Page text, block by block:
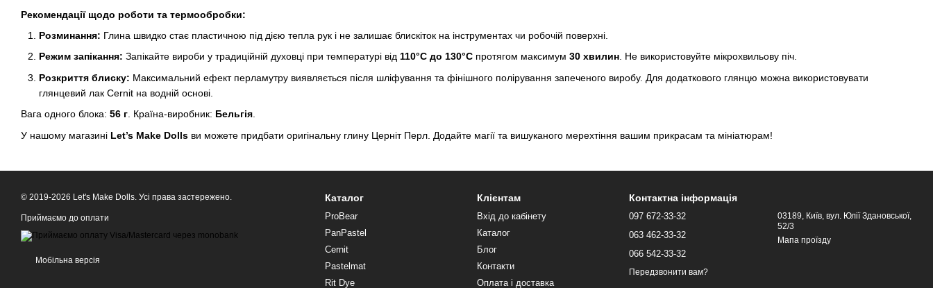
Рекомендації щодо роботи та термообробки:
Розминання: Глина швидко стає пластичною під дією тепла рук і не залишає блискіток на інструментах чи робочій поверхні.
Режим запікання: Запікайте вироби у традиційній духовці при температурі від 110°C до 130°C протягом максимум 30 хвилин. Не використовуйте мікрохвильову піч.
Розкриття блиску: Максимальний ефект перламутру виявляється після шліфування та фінішного полірування запеченого виробу. Для додаткового глянцю можна використовувати
глянцевий лак Cernit на водній основі.
Вага одного блока: 56 г . Країна-виробник: Бельгія
У нашому магазині Let’s Make Dolls ви можете придбати оригінальну глину Церніт Перл. Додайте магії та вишуканого мерехтіння вашим прикрасам та мініатюрам!
© 2019-2026 Let's Make Dolls. Усі права застережено.
Приймаємо до оплати
Мобільна версія
Каталог
ProBear
PanPastel
Cernit
Pastelmat
Rit Dye
Клієнтам
Вхід до кабінету
Каталог
Блог
Контакти
Оплата і доставка
Контактна інформація
097 672-33-32
063 462-33-32
066 542-33-32
Передзвонити вам?
03189, Київ, вул. Юлії Здановської,
52/3
Мапа проїзду